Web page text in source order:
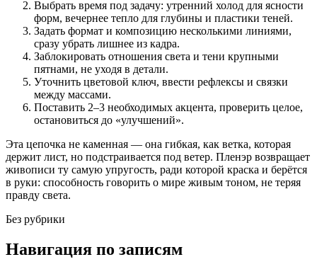
Выбрать время под задачу: утренний холод для ясности
форм, вечернее тепло для глубины и пластики теней.
Задать формат и композицию несколькими линиями,
сразу убрать лишнее из кадра.
Заблокировать отношения света и тени крупными
пятнами, не уходя в детали.
Уточнить цветовой ключ, ввести рефлексы и связки
между массами.
Поставить 2–3 необходимых акцента, проверить целое,
остановиться до «улучшений».
Эта цепочка не каменная — она гибкая, как ветка, которая
держит лист, но подстраивается под ветер. Пленэр возвращает
живописи ту самую упругость, ради которой краска и берётся
в руки: способность говорить о мире живым тоном, не теряя
правду света.
Без рубрики
Навигация по записям